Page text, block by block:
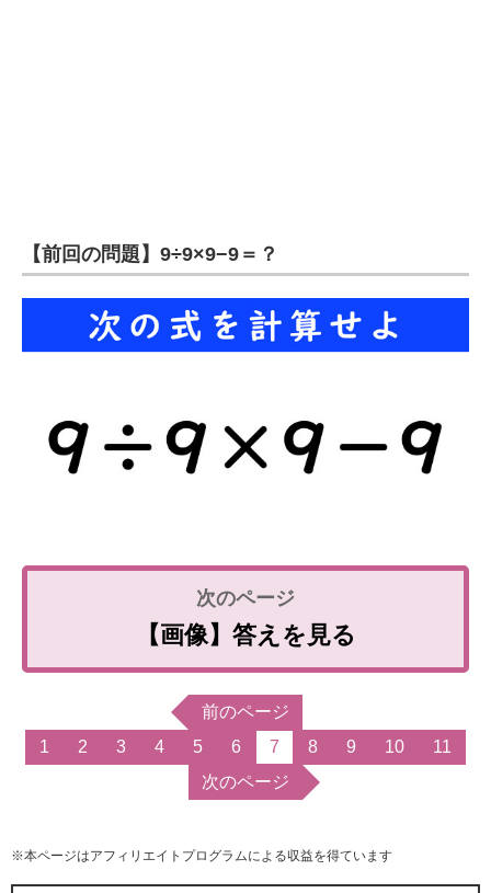
エネルギーの専門メディア
ちょっと気になるネットの話題
【前回の問題】9÷9×9−9＝？
【画像】答えを見る
前のページ
1
2 3 4 5 6 7 8 9 10
11
次のページ
※本ページはアフィリエイトプログラムによる収益を得ています